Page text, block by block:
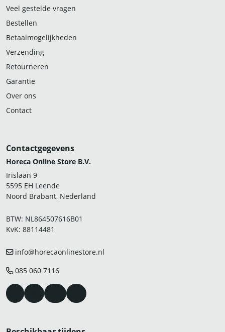
Veel gestelde vragen
Bestellen
Betaalmogelijkheden
Verzending
Retourneren
Garantie
Over ons
Contact
Contactgegevens
Horeca Online Store B.V.
Irislaan 9
5595 EH Leende
Noord Brabant, Nederland
BTW: NL864507616B01
KvK: 88114481
info@horecaonlinestore.nl
085 060 7116